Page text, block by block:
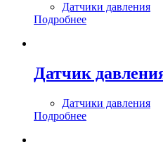
Датчики давления
Подробнее
Датчик
Датчики давления
Подробнее